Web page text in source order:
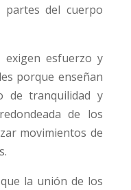
del cuerpo
exigen esfuerzo y
porque enseñan
de tranquilidad y
de los
movimientos de
la unión de los